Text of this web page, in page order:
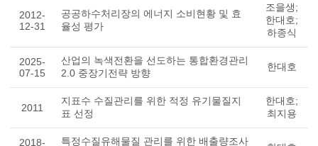
2012-
12-31
공공하수처리장의 에너지 소비현황 및 효
율성 평가
조을생;
한대호;
하종식
2025-
07-15
산업의 녹색전환을 선도하는 통합환경관리
2.0 중장기전략 방향
한대호
2011
지표수 수질관리를 위한 적정 유기물질지
표 선정
한대호;
최지용
2018- 특정수질유해물질 관리를 위한 배출량조사